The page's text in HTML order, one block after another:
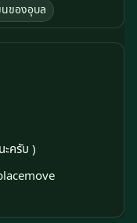
ของอุบล
ะครับ )